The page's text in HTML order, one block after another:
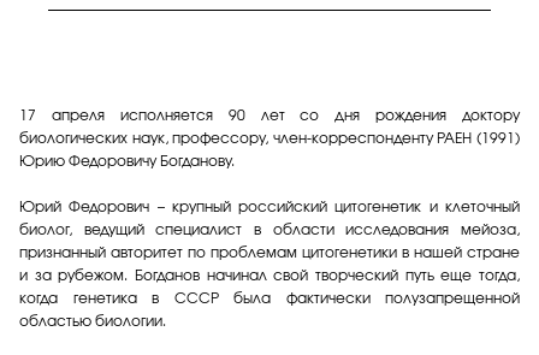
17 апреля исполняется 90 лет со дня рождения доктору
биологических наук, профессору, член-корреспонденту РАЕН (1991)
Юрию Федоровичу Богданову.
Юрий Федорович – крупный российский цитогенетик и клеточный
биолог, ведущий специалист в области исследования мейоза,
признанный авторитет по проблемам цитогенетики в нашей стране
и за рубежом. Богданов начинал свой творческий путь еще тогда,
когда генетика в СССР была фактически полузапрещенной
областью биологии.